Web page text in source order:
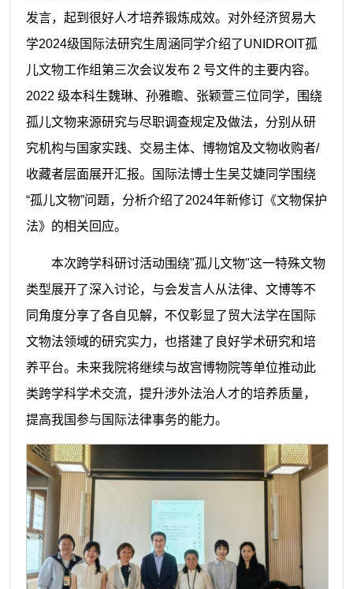
发言，起到很好人才培养锻炼成效。 对外经济贸易大
学2024级国际法研究生周涵同学介绍了UNIDROIT孤
儿文物工作组第三次会议发布 2 号文件的主要内容。
2022 级本科生魏琳、孙雅瞻、张颖萱三位同学，围绕
孤儿文物来源研究与尽职调查规定及做法，分别从研
究机构与国家实践、交易主体、博物馆及文物收购者/
收藏者层面展开汇报。国际法博士生吴艾婕同学围绕
“孤儿文物”问题，分析介绍了2024年新修订《文物保护
法》的相关回应。
本次跨学科研讨活动围绕"孤儿文物"这一特殊文物
类型展开了深入讨论，与会发言人从法律、文博等不
同角度分享了各自见解，不仅彰显了贸大法学在国际
文物法领域的研究实力，也搭建了良好学术研究和培
养平台。未来我院将继续与故宫博物院等单位推动此
类跨学科学术交流，提升涉外法治人才的培养质量，
提高我国参与国际法律事务的能力。